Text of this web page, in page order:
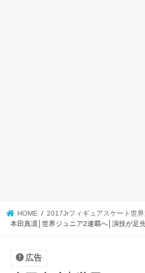
HOME
2017Jrフィギュアスケート世
本田真凛│世界ジュニア2連覇へ│演技が足
広告